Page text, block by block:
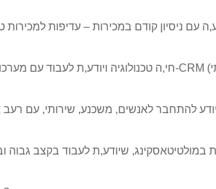
עם ניסיון קודם במכירות – עדיפות למכירות
להתחבר לאנשים, משכנע, שירותי, עם רעב
במולטיטאסקינג, שיודע,ת לעבוד בקצב גבוה